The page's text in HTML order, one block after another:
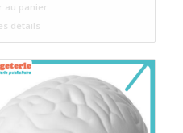
au panier
détails